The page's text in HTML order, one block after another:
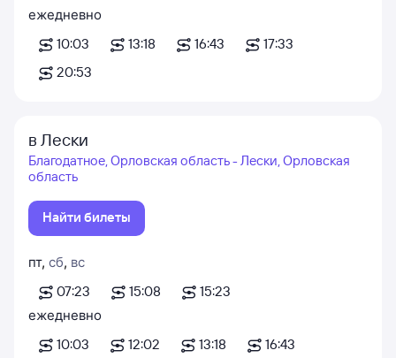
ежедневно
10:03
13:18 16:43
17:33
20:53
в Лески
Благодатное, Орловская область - Лески, Орловская
область
Найти билеты
пт, сб, вс
07:23
15:08
15:23
ежедневно
10:03
12:02 13:18
16:43